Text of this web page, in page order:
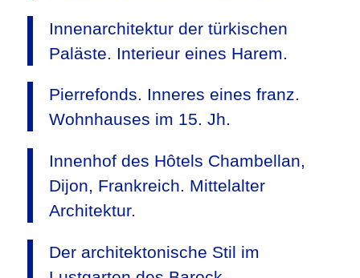
Innenarchitektur der türkischen
Paläste. Interieur eines Harem.
Pierrefonds. Inneres eines franz.
Wohnhauses im 15. Jh.
Innenhof des Hôtels Chambellan,
Dijon, Frankreich. Mittelalter
Architektur.
Der architektonische Stil im